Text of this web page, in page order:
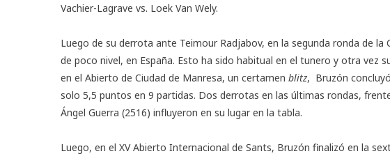
Vachier-Lagrave vs. Loek Van Wely.
Luego de su derrota ante Teimour Radjabov, en la segunda ronda de
de poco nivel, en España. Esto ha sido habitual en el tunero y otra vez
en el Abierto de Ciudad de Manresa, un certamen blitz, Bruzón
solo 5,5 puntos en 9 partidas. Dos derrotas en las últimas rondas,
Ángel Guerra (2516) influyeron en su lugar en la tabla.
Luego, en el XV Abierto Internacional de Sants, Bruzón finalizó en la